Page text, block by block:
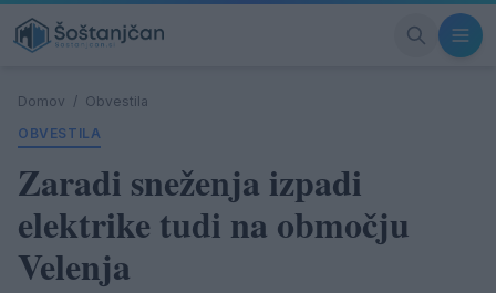
Domov / Obvestila
OBVESTILA
Zaradi sneženja izpadi
elektrike tudi na območju
Velenja